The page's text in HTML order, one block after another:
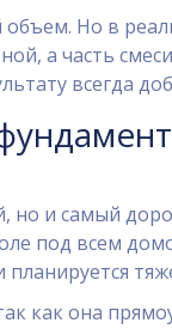
Но в
а часть
всегда
и самый
под всем
планируется
как она